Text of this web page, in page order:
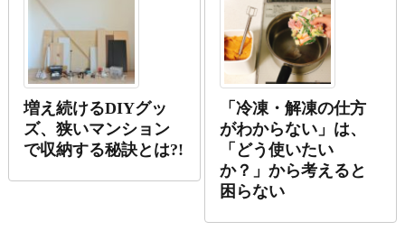
増え続けるDIYグッ
ズ、狭いマンション
で収納する秘訣とは?!
「冷凍・解凍の仕方
がわからない」は、
「どう使いたい
か？」から考えると
困らない